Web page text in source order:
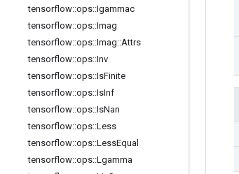
tensorflow::ops::Igammac
tensorflow::ops::Imag
tensorflow::ops::Imag::Attrs
tensorflow::ops::Inv
tensorflow::ops::IsFinite
tensorflow::ops::IsInf
tensorflow::ops::IsNan
tensorflow::ops::Less
tensorflow::ops::LessEqual
tensorflow::ops::Lgamma